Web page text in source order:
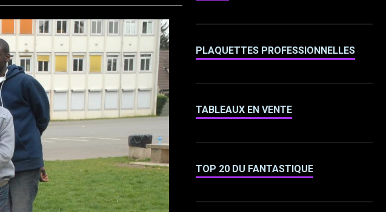
PLAQUETTES PROFESSIONNELLES
TABLEAUX EN VENTE
TOP 20 DU FANTASTIQUE